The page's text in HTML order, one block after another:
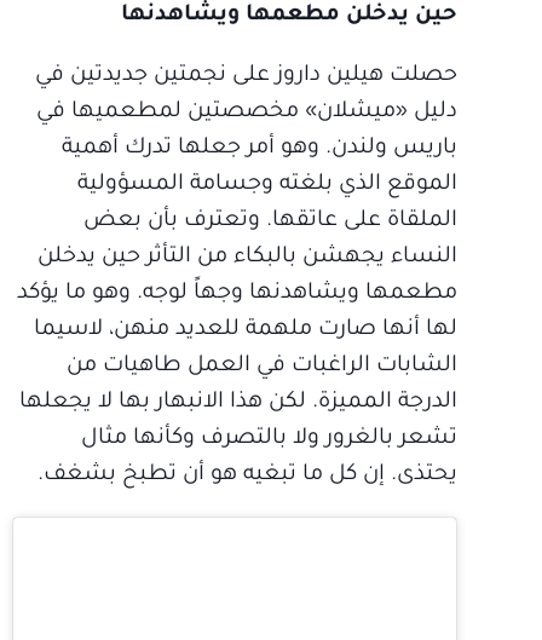
حين يدخلن مطعمها ويشاهدنها
حصلت هيلين داروز على نجمتين جديدتين في
دليل «ميشلان» مخصصتين لمطعميها في
باريس ولندن. وهو أمر جعلها تدرك أهمية
الموقع الذي بلغته وجسامة المسؤولية
الملقاة على عاتقها. وتعترف بأن بعض
النساء يجهشن بالبكاء من التأثر حين يدخلن
مطعمها ويشاهدنها وجهاً لوجه. وهو ما يؤكد
لها أنها صارت ملهمة للعديد منهن، لاسيما
الشابات الراغبات في العمل طاهيات من
الدرجة المميزة. لكن هذا الانبهار بها لا يجعلها
تشعر بالغرور ولا بالتصرف وكأنها مثال
يحتذى. إن كل ما تبغيه هو أن تطبخ بشغف.